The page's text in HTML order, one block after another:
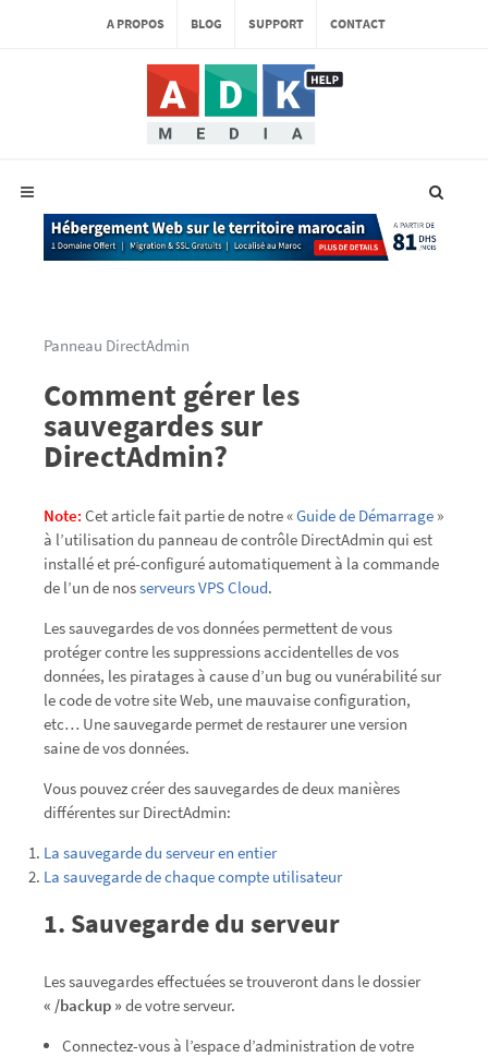
A PROPOS BLOG SUPPORT CONTACT
Panneau DirectAdmin
Comment gérer les
sauvegardes sur
DirectAdmin?
Note: Cet article fait partie de notre «Guide de Démarrage »
à l’utilisation du panneau de contrôle DirectAdmin qui est
installé et pré-configuré automatiquement à la commande
de l’un de nosserveurs VPS Cloud.
Les sauvegardes de vos données permettent de vous
protéger contre les suppressions accidentelles de vos
données, les piratages à cause d’un bug ou vunérabilité sur
le code de votre site Web, une mauvaise configuration,
etc… Une sauvegarde permet de restaurer une version
saine de vos données.
Vous pouvez créer des sauvegardes de deux manières
différentes sur DirectAdmin:
La sauvegarde du serveur en entier
La sauvegarde de chaque compte utilisateur
1. Sauvegarde du serveur
Les sauvegardes effectuées se trouveront dans le dossier
« /backup » de votre serveur.
Connectez-vous à l’espace d’administration de votre